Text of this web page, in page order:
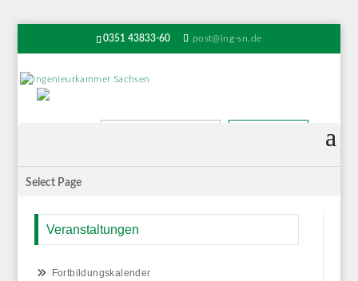
0351 43833-60 post@ing-sn.de
Select Page
Veranstaltungen
Fortbildungskalender